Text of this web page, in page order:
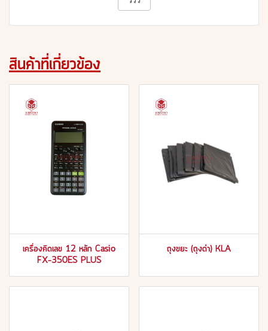
สินค้าที่เกี่ยวข้อง
เครื่องคิดเลข 12 หลัก Casio
FX-350ES PLUS
ถุงขยะ (ถุงดำ) KLA